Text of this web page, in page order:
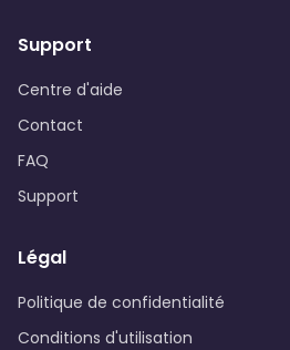
Support
Centre d'aide
Contact
FAQ
Support
Légal
Politique de confidentialité
Conditions d'utilisation